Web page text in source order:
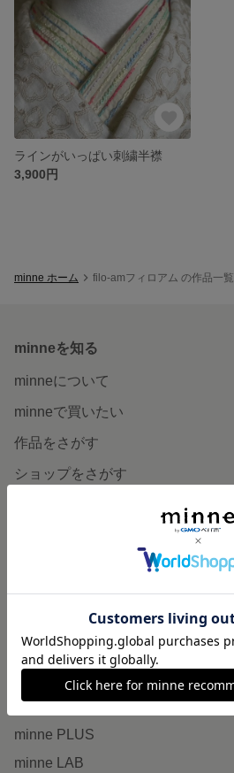
ラインがいっぱい刺繍半襟
3,900円
minne ホーム filo-amフィロアム の作品一覧
minneを知る
minneについて
minneで買いたい
作品をさがす
ショップをさがす
minneで売りたい
食品販売
ヴィンテージ販売
ダウンロード販売
minne PLUS
minne LAB